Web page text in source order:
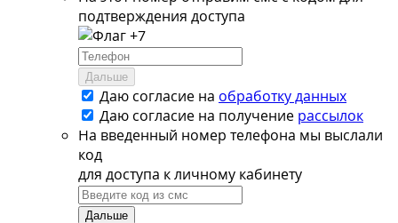
подтверждения доступа
+7
Дальше
Даю согласие на обработку данных
Даю согласие на получение рассылок
На введенный номер телефона мы выслали
код
для доступа к личному кабинету
Дальше